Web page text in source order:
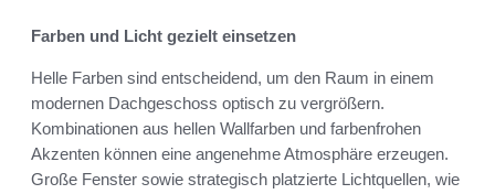
Farben und Licht gezielt einsetzen
Helle Farben sind entscheidend, um den Raum in einem
modernen Dachgeschoss optisch zu vergrößern.
Kombinationen aus hellen Wallfarben und farbenfrohen
Akzenten können eine angenehme Atmosphäre erzeugen.
Große Fenster sowie strategisch platzierte Lichtquellen, wie